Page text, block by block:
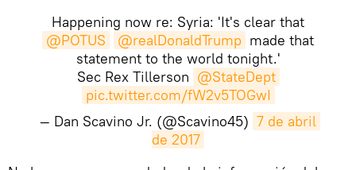
Happening now re: Syria: 'It's clear that
@POTUS
@realDonaldTrump made that
statement to the world tonight.'
Sec Rex Tillerson @StateDept
pic.twitter.com/fW2v5TOGwI
— Dan Scavino Jr. (@Scavino45) 7 de abril
de 2017